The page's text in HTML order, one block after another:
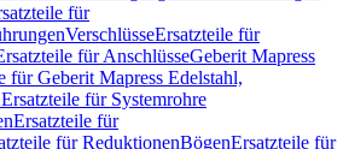
für
VerschlüsseErsatzteile für
für AnschlüsseGeberit Mapress
für Geberit Mapress Edelstahl,
Ersatzteile für Systemrohre
Ersatzteile für
für ReduktionenBögenErsatzteile für